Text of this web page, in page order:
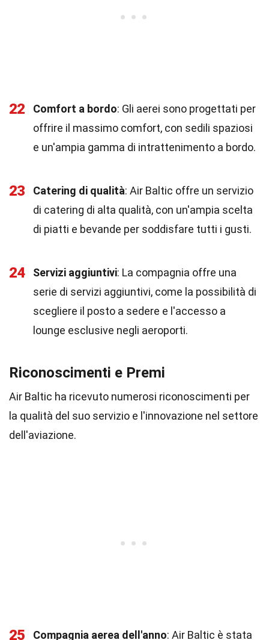
22 Comfort a bordo: Gli aerei sono progettati per
offrire il massimo comfort, con sedili spaziosi
e un'ampia gamma di intrattenimento a bordo.
23 Catering di qualità: Air Baltic offre un servizio
di catering di alta qualità, con un'ampia scelta
di piatti e bevande per soddisfare tutti i gusti.
24 Servizi aggiuntivi: La compagnia offre una
serie di servizi aggiuntivi, come la possibilità di
scegliere il posto a sedere e l'accesso a
lounge esclusive negli aeroporti.
Riconoscimenti e Premi
Air Baltic ha ricevuto numerosi riconoscimenti per
la qualità del suo servizio e l'innovazione nel settore
dell'aviazione.
25 Compagnia aerea dell'anno: Air Baltic è stata